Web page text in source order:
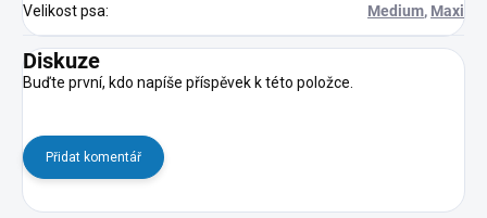
Velikost psa: Medium, Maxi
Diskuze
Buďte první, kdo napíše příspěvek k této položce.
Přidat komentář